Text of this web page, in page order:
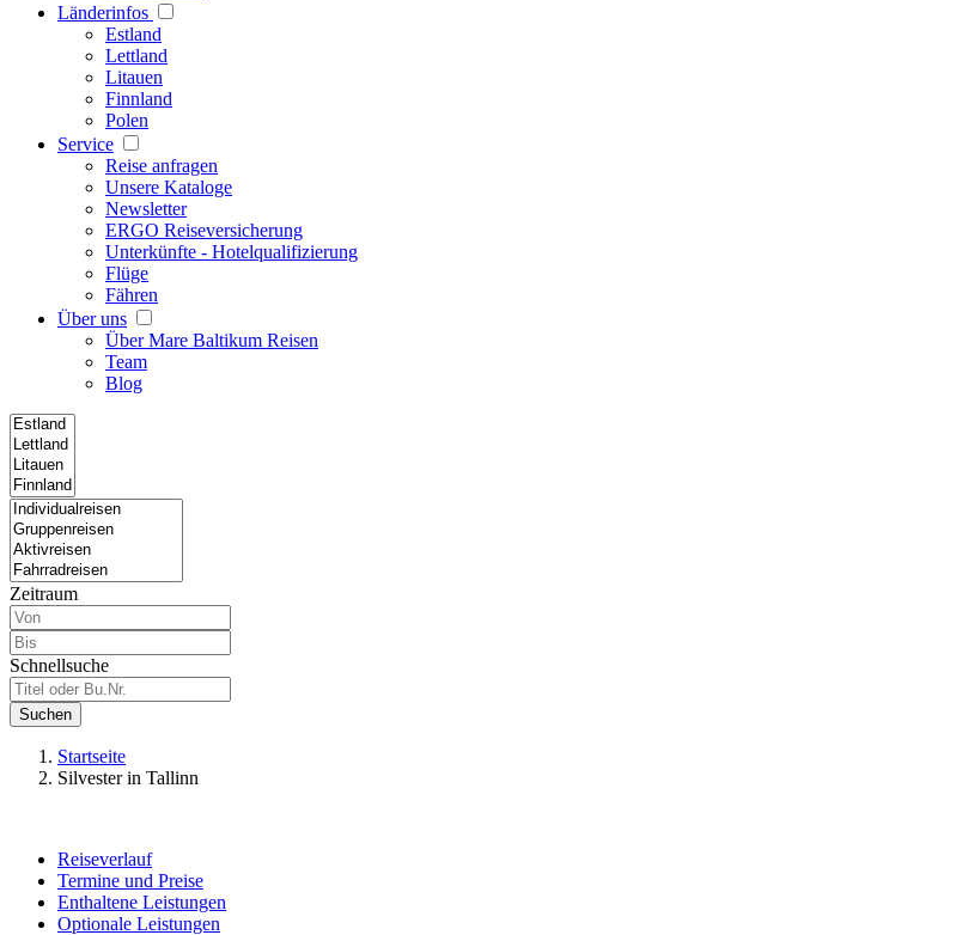
Länderinfos
Estland
Lettland
Litauen
Finnland
Polen
Service
Reise anfragen
Unsere Kataloge
Newsletter
ERGO Reiseversicherung
Unterkünfte - Hotelqualifizierung
Flüge
Fähren
Über uns
Über Mare Baltikum Reisen
Team
Blog
Zeitraum
Schnellsuche
Suchen
Startseite
Silvester in Tallinn
Reiseverlauf
Termine und Preise
Enthaltene Leistungen
Optionale Leistungen